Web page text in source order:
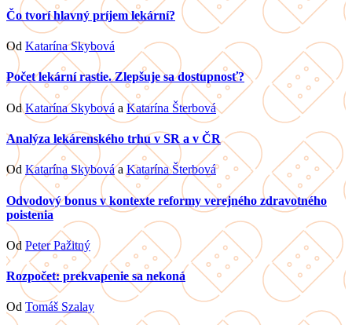
Čo tvorí hlavný príjem lekární?
Od Katarína Skybová
Počet lekární rastie. Zlepšuje sa dostupnosť?
OdKatarína Skybová a Katarína Šterbová
Analýza lekárenského trhu v SR a v ČR
Od Katarína Skybováa Katarína Šterbová
Odvodový bonus v kontexte reformy verejného zdravotného
poistenia
Od Peter Pažitný
Rozpočet: prekvapenie sa nekoná
Od Tomáš Szalay